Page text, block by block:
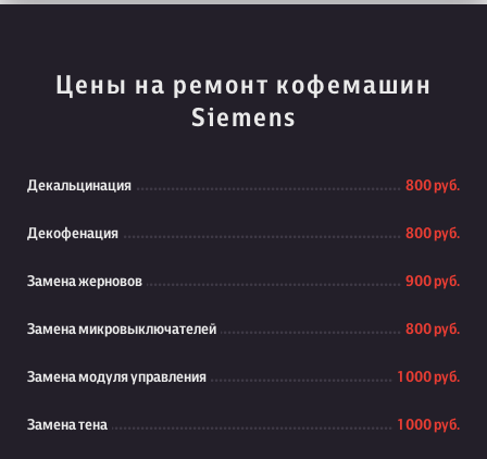
Цены на ремонт кофемашин
Siemens
Декальцинация 800 руб.
Декофенация 800 руб.
Замена жерновов 900 руб.
Замена микровыключателей 800 руб.
Замена модуля управления 1 000 руб.
Замена тена 1 000 руб.